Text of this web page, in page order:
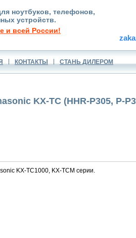
ноутбуков, телефонов,
устройств.
и всей России!
КОНТАКТЫ СТАНЬ ДИЛЕРОМ
KX-TC (HHR-P305, P-
KX-TC1000, KX-TCM серии.